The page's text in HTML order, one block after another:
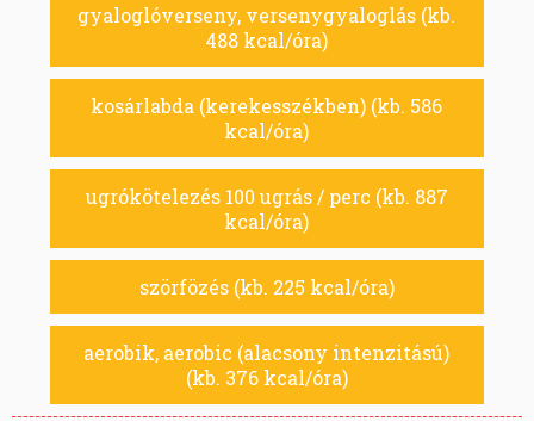
gyaloglóverseny, versenygyaloglás (kb.
488 kcal/óra)
kosárlabda (kerekesszékben) (kb. 586
kcal/óra)
ugrókötelezés 100 ugrás / perc (kb. 887
kcal/óra)
szörfözés (kb. 225 kcal/óra)
aerobik, aerobic (alacsony intenzitású)
(kb. 376 kcal/óra)